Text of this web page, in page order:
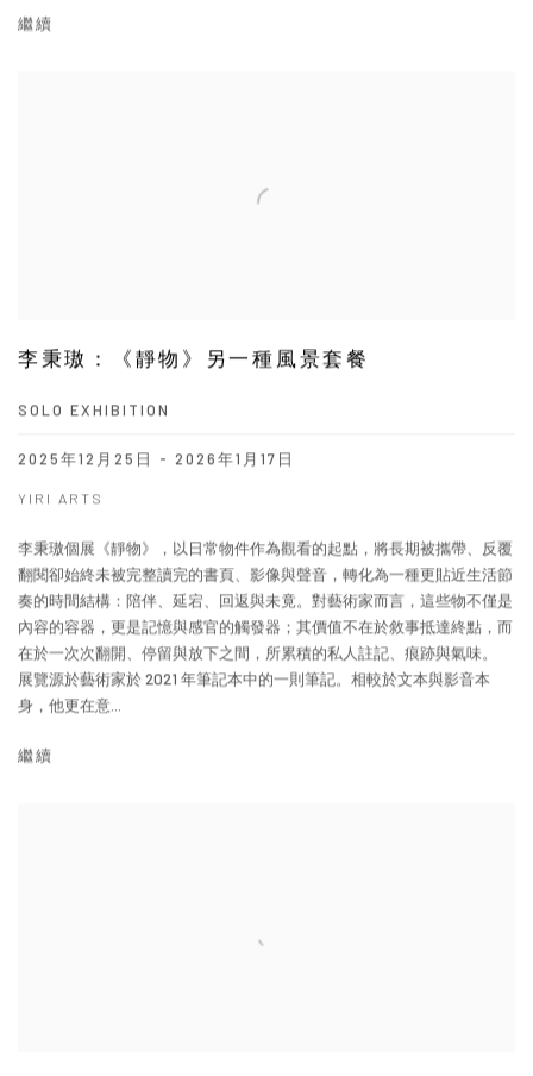
繼續
李秉璈：《靜物》另一種風景套餐
SOLO EXHIBITION
2025年12月25日 - 2026年1月17日
YIRI ARTS
李秉璈個展《靜物》，以日常物件作為觀看的起點，將長期被攜帶、反覆
翻閱卻始終未被完整讀完的書頁、影像與聲音，轉化為一種更貼近生活節
奏的時間結構：陪伴、延宕、回返與未竟。對藝術家而言，這些物不僅是
內容的容器，更是記憶與感官的觸發器；其價值不在於敘事抵達終點，而
在於一次次翻開、停留與放下之間，所累積的私人註記、痕跡與氣味。
展覽源於藝術家於 2021 年筆記本中的一則筆記。相較於文本與影音本
身，他更在意...
繼續